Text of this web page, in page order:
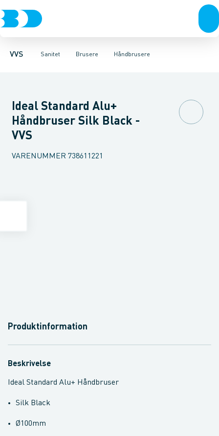
VVS Sanitet
Rør & fittingsPressfittings & rørKuglehaner & ventiler
Brusere
Toiletter, sæder og cisterner VaskeArmaturer
Håndbrusere
HåndbrusereBruseslanger BrusesætBrusestænger
Ideal Standard Alu+
Håndbruser Silk Black -
VVS
VARENUMMER 738611221
Produktinformation
Beskrivelse
Ideal Standard Alu+ Håndbruser
Silk Black
Ø100mm